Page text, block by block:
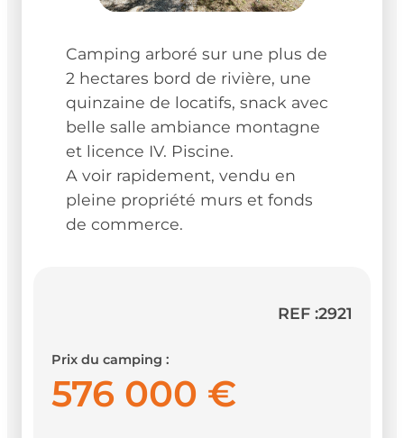
Camping arboré sur une plus de
2 hectares bord de rivière, une
quinzaine de locatifs, snack avec
belle salle ambiance montagne
et licence IV. Piscine.
A voir rapidement, vendu en
pleine propriété murs et fonds
de commerce.
REF :2921
Prix du camping :
576 000 €